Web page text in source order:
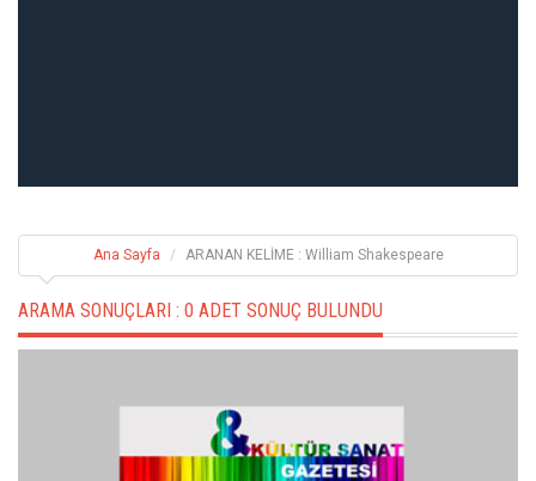
Ana Sayfa ARANAN KELİME : William Shakespeare
ARAMA SONUÇLARI : 0 ADET SONUÇ BULUNDU